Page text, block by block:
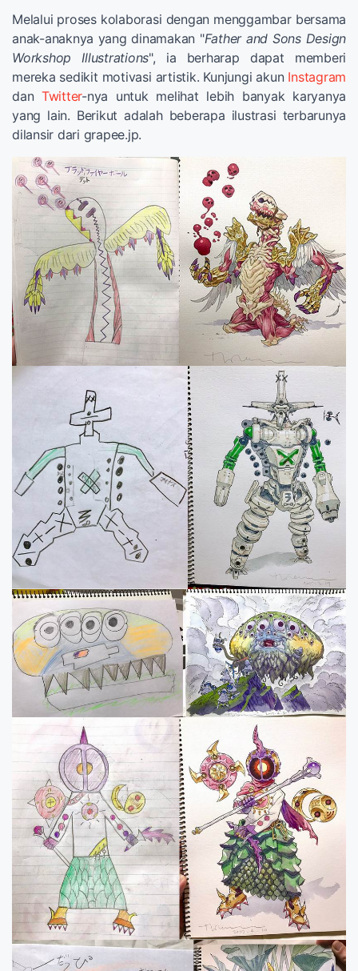
Melalui proses kolaborasi dengan menggambar bersama
anak-anaknya yang dinamakan "Father and Sons Design
Workshop Illustrations", ia berharap dapat memberi
mereka sedikit motivasi artistik. Kunjungi akun Instagram
dan Twitter-nya untuk melihat lebih banyak karyanya
yang lain. Berikut adalah beberapa ilustrasi terbarunya
dilansir dari grapee.jp.